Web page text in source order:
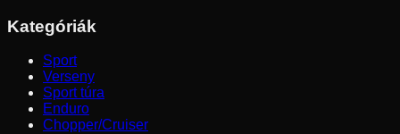
Kategóriák
Sport
Verseny
Sport túra
Enduro
Chopper/Cruiser